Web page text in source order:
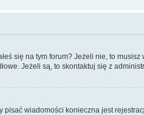
się na tym forum? Jeżeli nie, to
Jeżeli są, to skontaktuj się z
wiadomości konieczna jest